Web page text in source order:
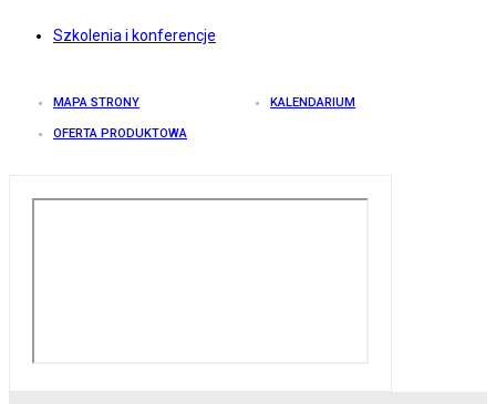
Szkolenia i konferencje
MAPA STRONY KALENDARIUM
OFERTA PRODUKTOWA